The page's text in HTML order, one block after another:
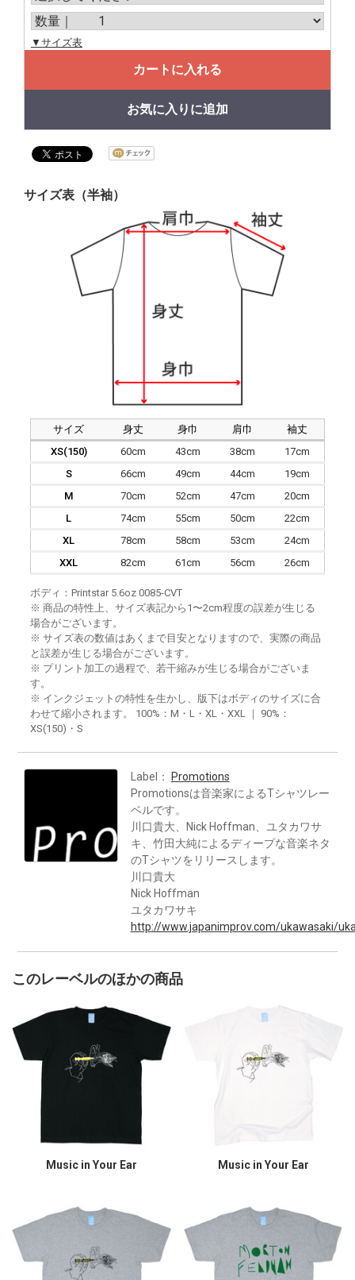
▼サイズ表
カートに入れる
お気に入りに追加
サイズ表（半袖）
サイズ 身丈 身巾 肩巾
袖丈
XS(150)
60cm 43cm 38cm
17cm
S
66cm 49cm 44cm
19cm
M
70cm 52cm 47cm
20cm
L
74cm 55cm 50cm
22cm
XL
78cm 58cm 53cm
24cm
XXL
82cm 61cm 56cm 26cm
ボディ：Printstar 5.6oz 0085-CVT
※ 商品の特性上、サイズ表記から1〜2cm程度の誤差が生じる
場合がございます。
※ サイズ表の数値はあくまで目安となりますので、実際の商品
と誤差が生じる場合がございます。
※ プリント加工の過程で、若干縮みが生じる場合がございま
す。
※ インクジェットの特性を生かし、版下はボディのサイズに合
わせて縮小されます。 100%：M・L・XL・XXL ｜ 90%：
XS(150)・S
Label：
Promotions
Promotionsは音楽家によるTシャツレー
ベルです。
川口貴大、Nick Hoffman、ユタカワサ
キ、竹田大純によるディープな音楽ネタ
のTシャツをリリースします。
川口貴大
Nick Hoffman
ユタカワサキ
http://www.japanimprov.com/ukawasaki/
このレーベルのほかの商品
Music in Your Ear Music in Your Ear